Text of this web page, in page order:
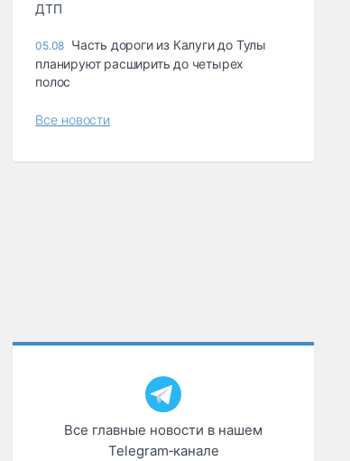
ДТП
05.08 Часть дороги из Калуги до Тулы
планируют расширить до четырех
полос
Все новости
Все главные новости в нашем
Telegram‑канале